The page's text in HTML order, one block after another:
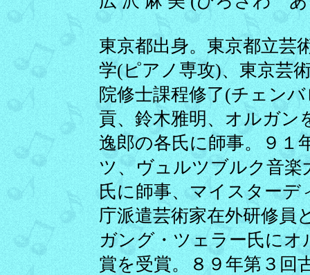
東京都出身。東京都立芸
学(ピアノ専攻)、東京芸
院修士課程修了(チェン
貢、鈴木雅明、オルガ
逸郎の各氏に師事。９１
ツ、ヴュルツブルク音
氏に師事、マイスターデ
庁派遣芸術家在外研修員
ガング・ツェラー氏にオ
賞を受賞。８９年第３回